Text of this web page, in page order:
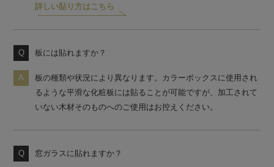
詳しい貼り方はこちら
板には貼れますか？
板の種類や状況により異なります。カラーボックスに使用され
るような平滑な化粧板には貼ることが可能ですが、加工されて
いない木材そのものへのご使用はお控えください。
窓ガラスに貼れますか？